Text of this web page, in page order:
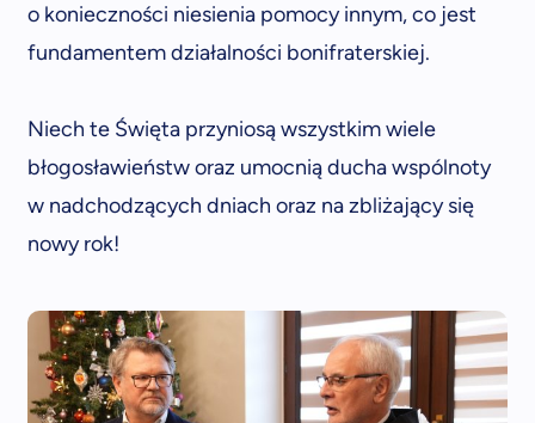
o konieczności niesienia pomocy innym, co jest
fundamentem działalności bonifraterskiej.
Niech te Święta przyniosą wszystkim wiele
błogosławieństw oraz umocnią ducha wspólnoty
w nadchodzących dniach oraz na zbliżający się
nowy rok!